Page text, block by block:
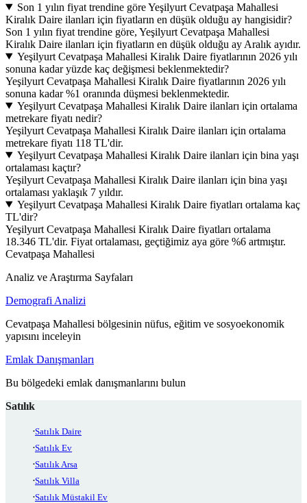
Son 1 yılın fiyat trendine göre Yeşilyurt Cevatpaşa Mahallesi
Kiralık Daire ilanları için fiyatların en düşük olduğu ay hangisidir?
Son 1 yılın fiyat trendine göre, Yeşilyurt Cevatpaşa Mahallesi
Kiralık Daire ilanları için fiyatların en düşük olduğu ay Aralık ayıdır.
Yeşilyurt Cevatpaşa Mahallesi Kiralık Daire fiyatlarının 2026 yılı
sonuna kadar yüzde kaç değişmesi beklenmektedir?
Yeşilyurt Cevatpaşa Mahallesi Kiralık Daire fiyatlarının 2026 yılı
sonuna kadar %1 oranında düşmesi beklenmektedir.
Yeşilyurt Cevatpaşa Mahallesi Kiralık Daire ilanları için ortalama
metrekare fiyatı nedir?
Yeşilyurt Cevatpaşa Mahallesi Kiralık Daire ilanları için ortalama
metrekare fiyatı 118 TL'dir.
Yeşilyurt Cevatpaşa Mahallesi Kiralık Daire ilanları için bina yaşı
ortalaması kaçtır?
Yeşilyurt Cevatpaşa Mahallesi Kiralık Daire ilanları için bina yaşı
ortalaması yaklaşık 7 yıldır.
Yeşilyurt Cevatpaşa Mahallesi Kiralık Daire fiyatları ortalama kaç
TL'dir?
Yeşilyurt Cevatpaşa Mahallesi Kiralık Daire fiyatları ortalama
18.346 TL'dir. Fiyat ortalaması, geçtiğimiz aya göre %6 artmıştır.
Cevatpaşa Mahallesi
Analiz ve Araştırma Sayfaları
Demografi Analizi
Cevatpaşa Mahallesi bölgesinin nüfus, eğitim ve sosyoekonomik
yapısını inceleyin
Emlak Danışmanları
Bu bölgedeki emlak danışmanlarını bulun
Satılık
Satılık Daire
Satılık Ev
Satılık Arsa
Satılık Villa
Satılık Müstakil Ev